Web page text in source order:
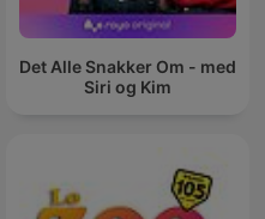
Det Alle Snakker Om - med
Siri og Kim